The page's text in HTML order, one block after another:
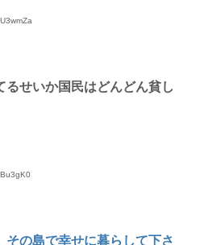
るせいか国民はどんどん貧し
その島で幸せに暮らして下さ